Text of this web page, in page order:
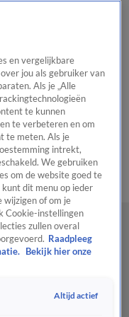
van Hart
Tip de
de redactiePanelVideo's
en vergelijkbare
jou als gebruiker van
Als je „Alle
te kunnen
te verbeteren en om
te meten. Als je
intrekt,
We gebruiken
om de website goed te
kunt dit menu op ieder
wijzigen of om je
Cookie-instellingen
zullen overal
Raadpleeg
Bekijk hier onze
Altijd actief